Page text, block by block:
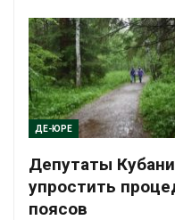
ДЕ-ЮРЕ
Депутаты
упростить
поясов